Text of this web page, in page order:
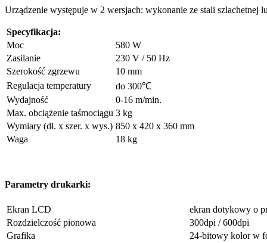
Urządzenie występuje w 2 wersjach: wykonanie ze stali szlachetnej
Specyfikacja:
Moc
580 W
Zasilanie
230 V / 50 Hz
Szerokość zgrzewu
10 mm
Regulacja temperatury
do 300℃
Wydajność
0-16 m/min.
Max. obciążenie taśmociągu 3 kg
Wymiary (dł. x szer. x wys.) 850 x 420 x 360 mm
Waga
18 kg
Parametry drukarki:
Ekran LCD
ekran dotykowy o
Rozdzielczość pionowa
300dpi / 600dpi
Grafika
24-bitowy kolor w